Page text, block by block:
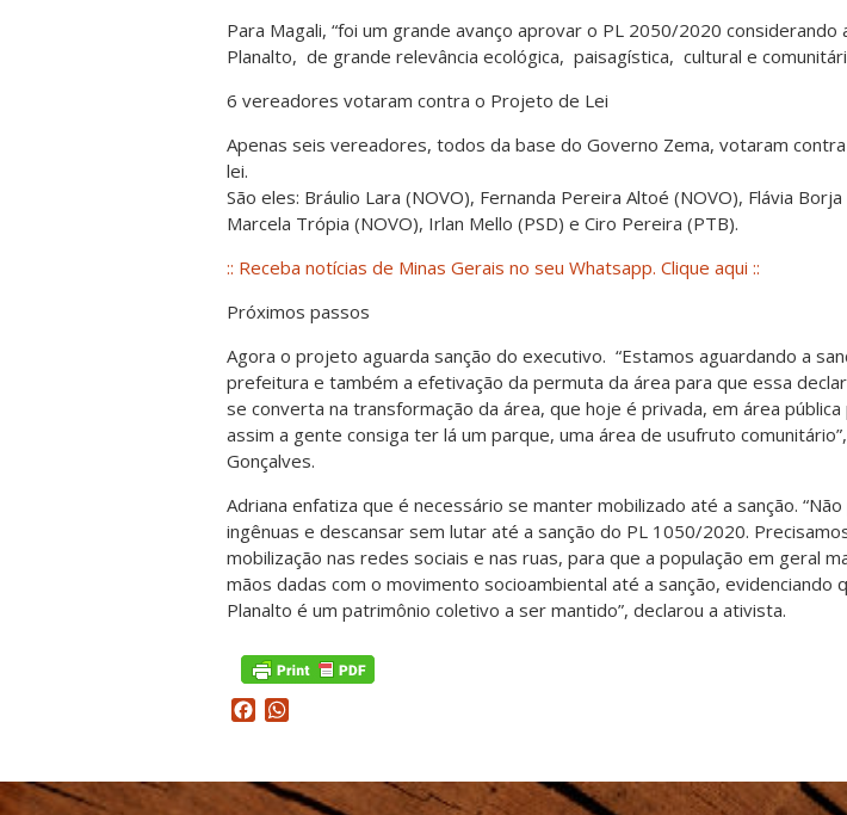
Para Magali, “foi um grande avanço aprovar o PL 2050/2020 considerando
Planalto, de grande relevância ecológica, paisagística, cultural e
6 vereadores votaram contra o Projeto de Lei
Apenas seis vereadores, todos da base do Governo Zema, votaram
lei.
São eles: Bráulio Lara (NOVO), Fernanda Pereira Altoé (NOVO), Flávia Borja
Marcela Trópia (NOVO), Irlan Mello (PSD) e Ciro Pereira (PTB).
:: Receba notícias de Minas Gerais no seu Whatsapp. Clique aqui ::
Próximos passos
Agora o projeto aguarda sanção do executivo. “Estamos aguardando a
prefeitura e também a efetivação da permuta da área para que essa
se converta na transformação da área, que hoje é privada, em área pública
assim a gente consiga ter lá um parque, uma área de usufruto
Gonçalves.
Adriana enfatiza que é necessário se manter mobilizado até a sanção.
ingênuas e descansar sem lutar até a sanção do PL 1050/2020.
mobilização nas redes sociais e nas ruas, para que a população em geral
mãos dadas com o movimento socioambiental até a sanção, evidenciando
Planalto é um patrimônio coletivo a ser mantido”, declarou a ativista.
Facebook